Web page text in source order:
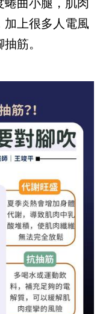
曲小腿，肌肉
加上很多人電風
筋。